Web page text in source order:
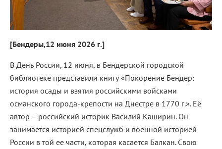
[Бендеры,12 июня 2026 г.]
В День России, 12 июня, в Бендерской городской
библиотеке представили книгу «Покорение Бендер:
история осады и взятия российскими войсками
османского города-крепости на Днестре в 1770 г.». Её
автор – российский историк Василий Каширин. Он
занимается историей спецслужб и военной историей
России в той ее части, которая касается Балкан. Свою